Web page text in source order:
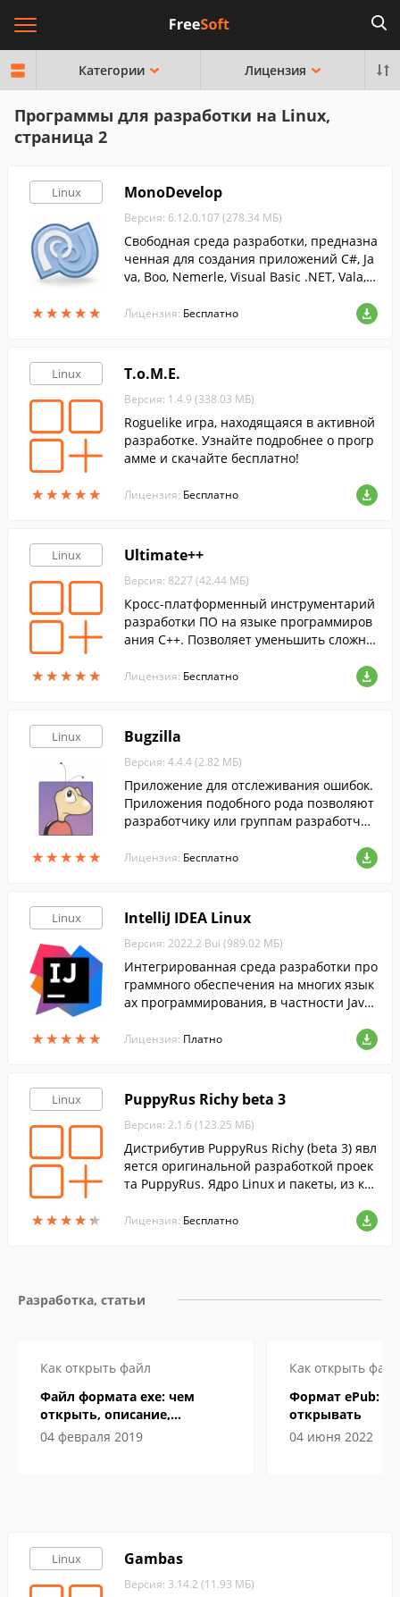
Категории Лицензия
Программы для разработки на Linux,
страница 2
Linux
★★★★★
★★★★★
MonoDevelop
Версия: 6.12.0.107 (278.34 МБ)
Свободная среда разработки, предназна
ченная для создания приложений C#, Ja
va, Boo, Nemerle, Visual Basic .NET, Vala, C
Лицензия: Бесплатно
Linux
★★★★★
★★★★★
T.o.M.E.
Версия: 1.4.9 (338.03 МБ)
Roguelike игра, находящаяся в активной
разработке. Узнайте подробнее о прогр
амме и скачайте бесплатно!
Лицензия: Бесплатно
Linux
★★★★★
★★★★★
Ultimate++
Версия: 8227 (42.44 МБ)
Кросс-платформенный инструментарий
разработки ПО на языке программиров
ания C++. Позволяет уменьшить сложно
сивного использования особенностей C
Лицензия: Бесплатно
Linux
★★★★★
★★★★★
Bugzilla
Версия: 4.4.4 (2.82 МБ)
Приложение для отслеживания ошибок.
Приложения подобного рода позволяют
разработчику или группам разработчик
Лицензия: Бесплатно
Linux
★★★★★
★★★★★
IntelliJ IDEA Linux
Версия: 2022.2 Bui (989.02 МБ)
Интегрированная cреда разработки про
граммного обеспечения на многих язык
ах программирования, в частности Java,
Лицензия: Платно
Linux
★★★★★
★★★★★
PuppyRus Richy beta 3
Версия: 2.1.6 (123.25 МБ)
Дистрибутив PuppyRus Richy (beta 3) явл
яется оригинальной разработкой проек
та PuppyRus. Ядро Linux и пакеты, из кот
разработчиками из исходных кодов.
Лицензия: Бесплатно
Разработка, статьи
Как открыть файл
Файл формата exe: чем
открыть, описание,
особенности
04 февраля 2019
Как открыть файл
Формат ePub:
открывать
04 июня 2022
Linux Gambas
Версия: 3.14.2 (11.93 МБ)